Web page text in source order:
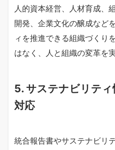
人的資本経営、人材育成、
開発、企業文化の醸成など
ィを推進できる組織づくり
はなく、人と組織の変革を
5. サステナビリティ
対応
統合報告書やサステナビリ